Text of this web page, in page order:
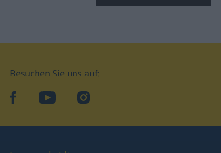
Besuchen Sie uns auf:
facebookYouTube Instagram